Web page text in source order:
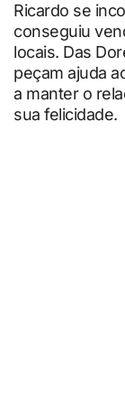
Ricardo se
conseguiu
locais. Das
peçam ajuda
a manter o
sua felicidade.